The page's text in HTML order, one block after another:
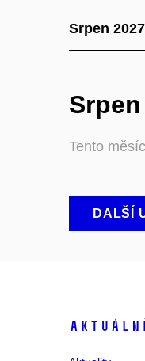
Srpen 2027
Tento
DALŠÍ